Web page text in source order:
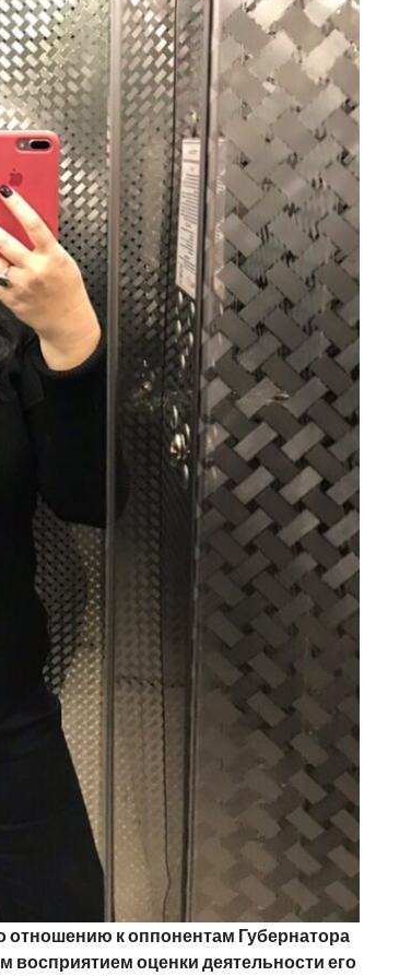
отношению к оппонентам Губернатора
оценки деятельности его